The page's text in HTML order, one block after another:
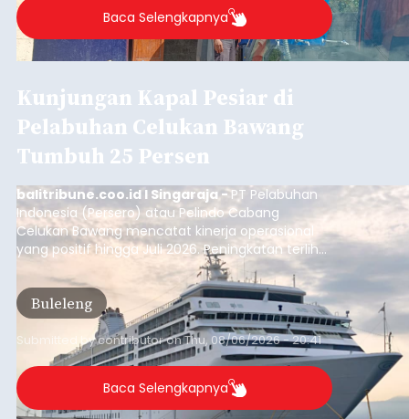
Baca Selengkapnya
Kunjungan Kapal Pesiar di
Pelabuhan Celukan Bawang
Tumbuh 25 Persen
balitribune.coo.id I Singaraja -PT Pelabuhan
Indonesia (Persero) atau Pelindo Cabang
Celukan Bawang mencatat kinerja operasional
yang positif hingga Juli 2026. Peningkatan terlihat
dari arus kapal yang mencapai 1,48 juta Gross
Tonnage (GT), atau tumbuh 12,4 persen
dibandingkan periode yang sama tahun lalu
yang tercatat sebesar 1,32 juta GT.
Buleleng
Submitted bycontributoronThu, 08/06/2026 - 20:41
Baca Selengkapnya